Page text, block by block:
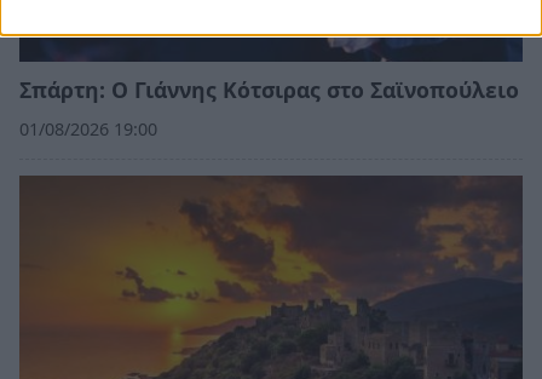
Σπάρτη: Ο Γιάννης Κότσιρας στο Σαϊνοπούλειο
01/08/2026 19:00